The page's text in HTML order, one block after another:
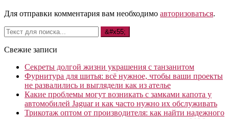
Для отправки комментария вам необходимо авторизоваться.
Свежие записи
Секреты долгой жизни украшения с танзанитом
Фурнитура для шитья: всё нужное, чтобы ваши проекты
не развалились и выглядели как из ателье
Какие проблемы могут возникать с замками капота у
автомобилей Jaguar и как часто нужно их обслуживать
Трикотаж оптом от производителя: как найти надежного